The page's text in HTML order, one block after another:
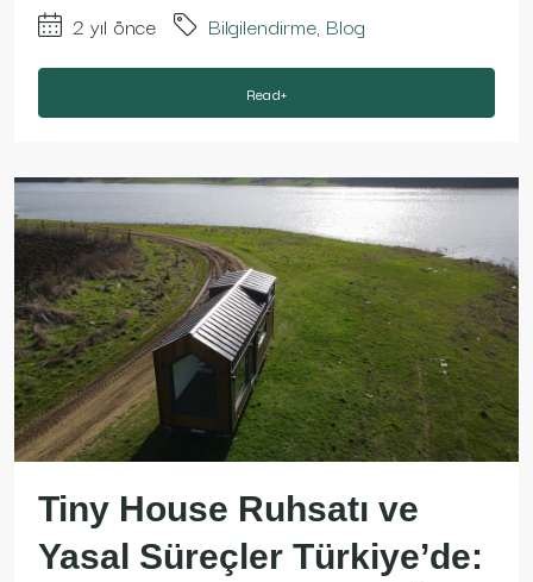
2 yıl önce Bilgilendirme, Blog
Read+
Tiny House Ruhsatı ve
Yasal Süreçler Türkiye’de: